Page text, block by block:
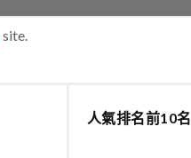
site.
人氣排名前10名